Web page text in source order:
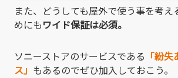
また、どうしても屋外で使う事を考え
めにもワイド保証は必須。
ソニーストアのサービスである 「紛
ス」 もあるのでぜひ加入しておこう。